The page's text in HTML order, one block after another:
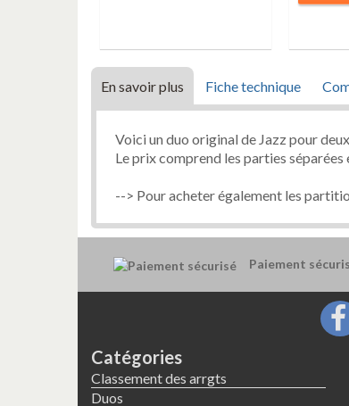
En savoir plus Fiche technique
Voici un duo original de Jazz pour
Le prix comprend les parties
--> Pour acheter également les
Paiement
Catégories
Classement des arrgts
Duos